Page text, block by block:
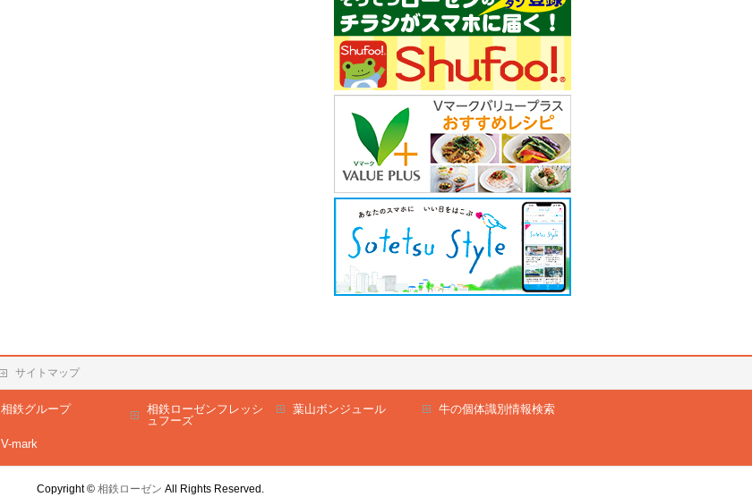
サイトマップ
相鉄グループ
相鉄ローゼンフレッシ
ュフーズ
葉山ボンジュール 牛の個体識別情報検索
V-mark
Copyright © 相鉄ローゼン All Rights Reserved.